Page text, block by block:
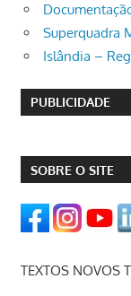
Superquadra
Islândia –
PUBLICIDADE
SOBRE O SITE
TEXTOS NOVOS